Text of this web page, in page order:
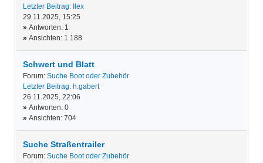
Letzter Beitrag:
Ilex
29.11.2025, 15:25
» Antworten: 1
» Ansichten: 1.188
Schwert und Blatt
Forum: Suche Boot oder Zubehör
Letzter Beitrag: h.gabert
26.11.2025, 22:06
» Antworten: 0
» Ansichten: 704
Suche Straßentrailer
Forum: Suche Boot oder Zubehör